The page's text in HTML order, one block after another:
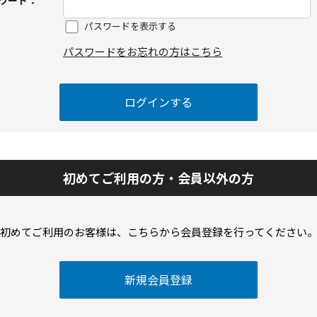
パスワードを表示する
パスワードをお忘れの方はこちら
初めてご利用の方・会員以外の方
初めてご利用のお客様は、こちらから会員登録を行ってください。